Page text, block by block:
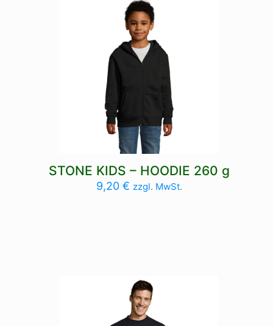
STONE KIDS – HOODIE 260 g
9,20 € zzgl. MwSt.